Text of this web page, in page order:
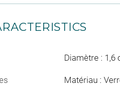
Diamètre : 1,6
Matériau :